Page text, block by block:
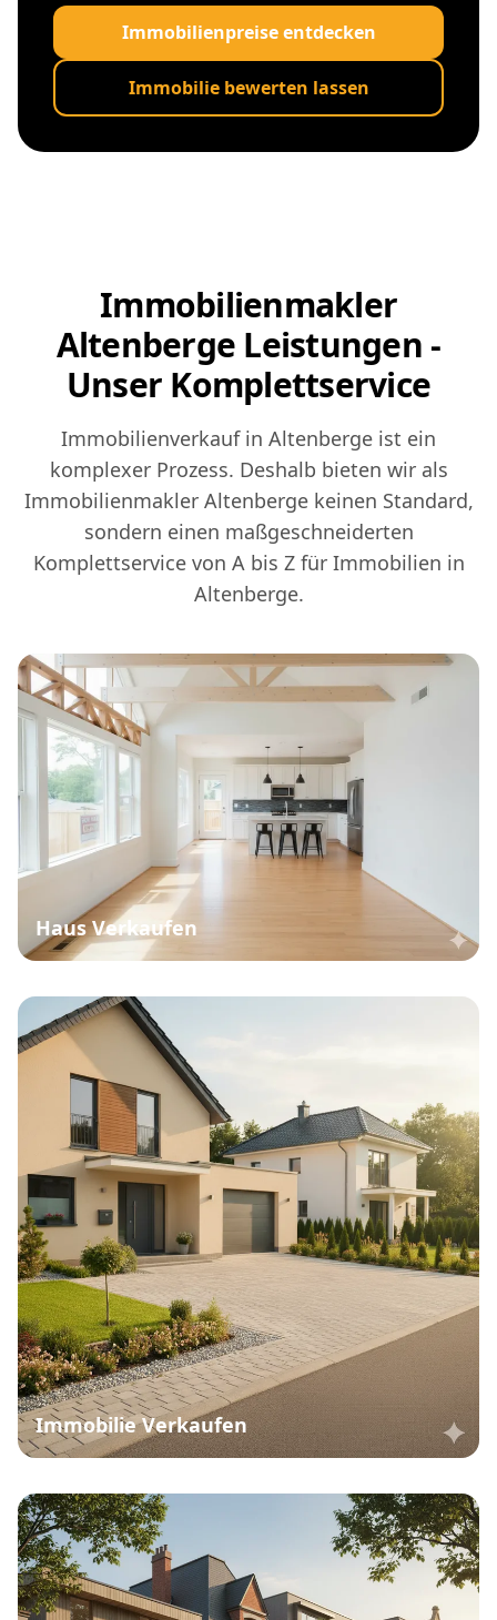
Immobilienpreise entdecken
Immobilie bewerten lassen
Immobilienmakler
Altenberge Leistungen -
Unser Komplettservice
Immobilienverkauf in Altenberge ist ein
komplexer Prozess. Deshalb bieten wir als
Immobilienmakler Altenberge keinen Standard,
sondern einen maßgeschneiderten
Komplettservice von A bis Z für Immobilien in
Altenberge.
Haus Verkaufen
Immobilie Verkaufen